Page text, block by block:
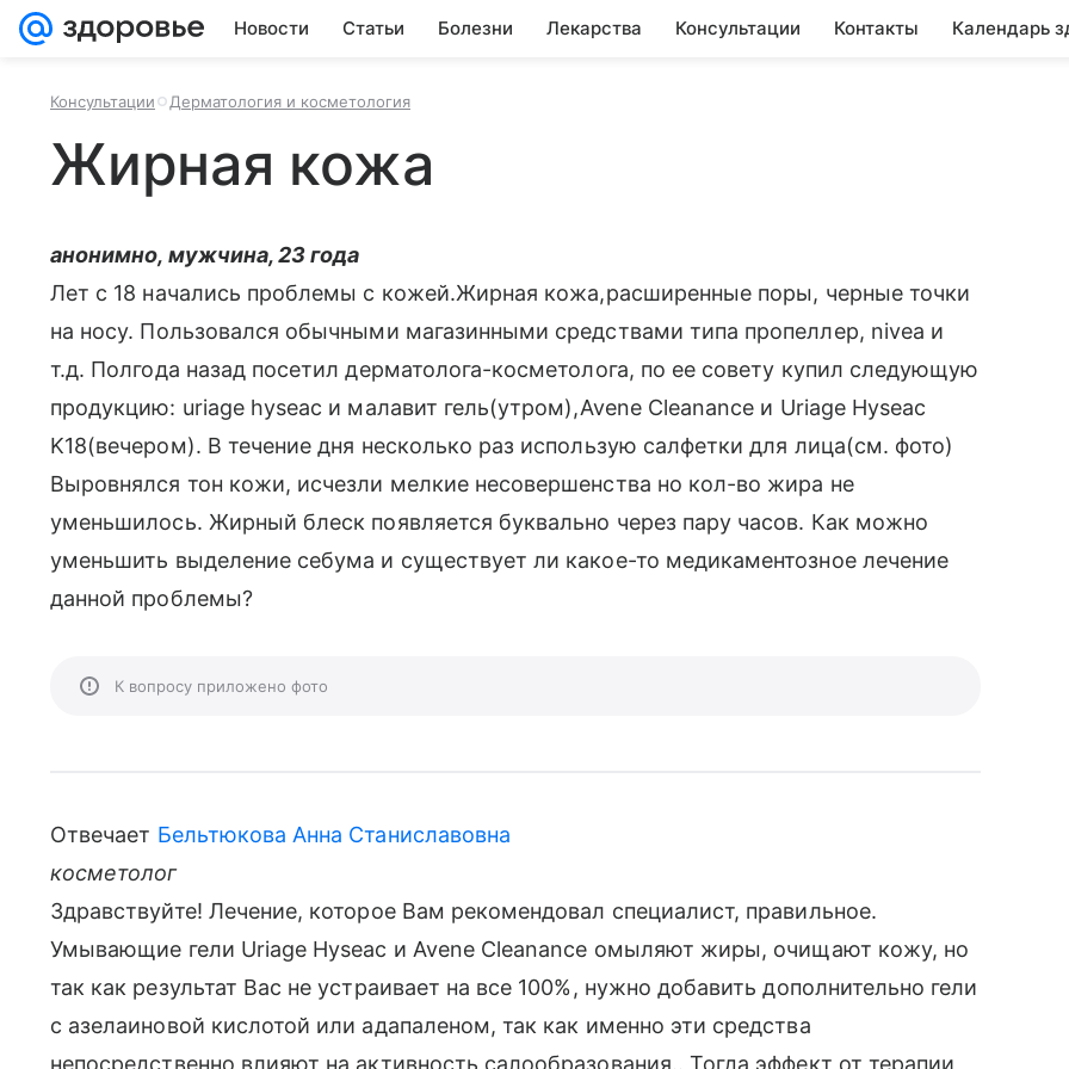
Новости Статьи Болезни Лекарства Консультации Контакты Календарь
Консультации Дерматология и косметология
Жирная кожа
анонимно, мужчина, 23 года
Лет с 18 начались проблемы с кожей.Жирная кожа,расширенные поры, черные точки
на носу. Пользовался обычными магазинными средствами типа пропеллер, nivea и
т.д. Полгода назад посетил дерматолога-косметолога, по ее совету купил следующую
продукцию: uriage hyseac и малавит гель(утром),Avene Cleanance и Uriage Hyseac
K18(вечером). В течение дня несколько раз использую салфетки для лица(см. фото)
Выровнялся тон кожи, исчезли мелкие несовершенства но кол-во жира не
уменьшилось. Жирный блеск появляется буквально через пару часов. Как можно
уменьшить выделение себума и существует ли какое-то медикаментозное лечение
данной проблемы?
К вопросу приложено фото
Отвечает Бельтюкова Анна Станиславовна
косметолог
Здравствуйте! Лечение, которое Вам рекомендовал специалист, правильное.
Умывающие гели Uriage Hyseac и Avene Cleanance омыляют жиры, очищают кожу, но
так как результат Вас не устраивает на все 100%, нужно добавить дополнительно гели
с азелаиновой кислотой или адапаленом, так как именно эти средства
непосредственно влияют на активность салообразования.. Тогда эффект от терапии